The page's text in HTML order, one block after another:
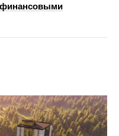
финансовыми